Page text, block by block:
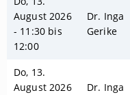
August 2026
- 11:30 bis
12:00
Dr. Inga
Gerike
Do, 13.
August 2026
Dr. Inga